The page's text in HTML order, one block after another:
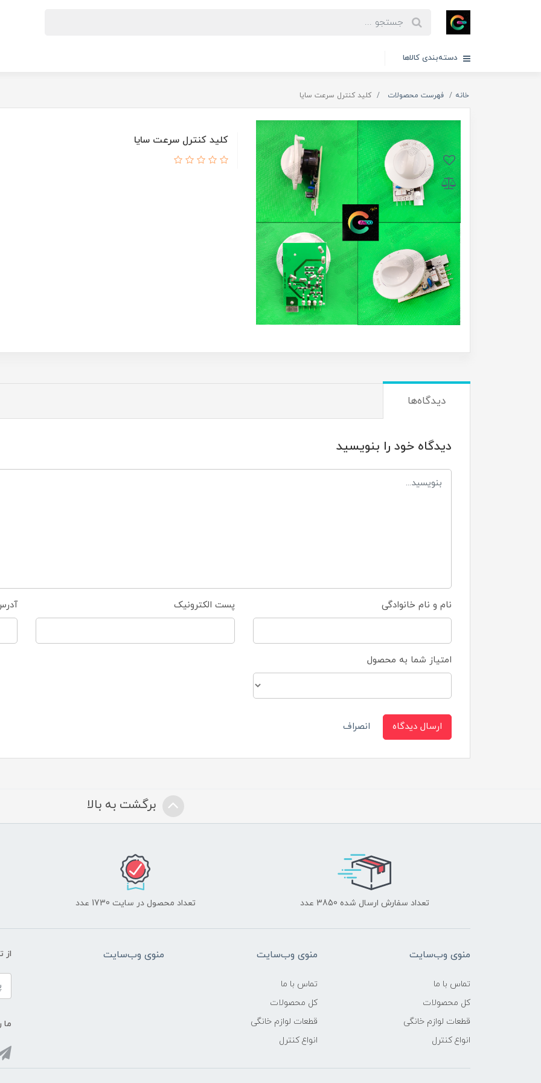
دسته‌بندی کالاها
خانه فهرست محصولات کلید کنترل سرعت سایا
کلید کنترل سرعت سایا
دیدگاه‌ها
دیدگاه خود را بنویسید
نام و نام خانوادگی پست الکترونیک
امتیاز شما به محصول
ارسال دیدگاه انصراف
برگشت به بالا
تعداد سفارش ارسال شده 3850 عدد تعداد محصول در سایت 1730 عدد
منوی وب‌سایت
تماس با ما
کل محصولات
قطعات لوازم خانگی
انواع کنترل
منوی وب‌سایت
تماس با ما
کل محصولات
قطعات لوازم خانگی
انواع کنترل
منوی وب‌سایت از
ما